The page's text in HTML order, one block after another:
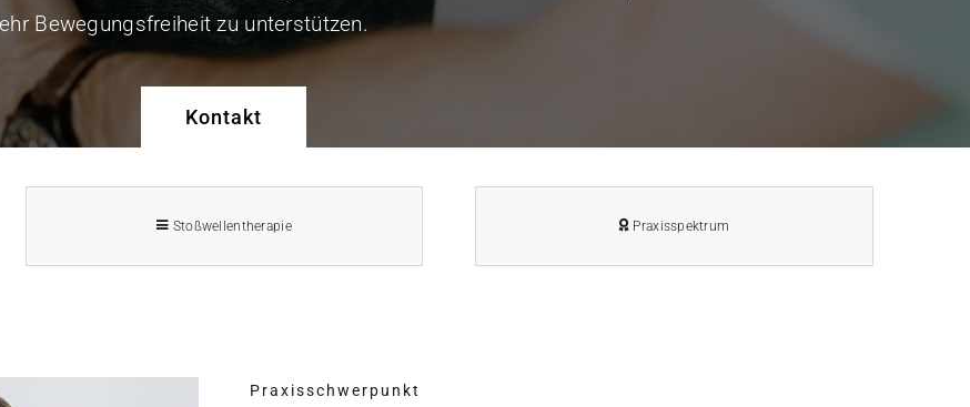
Bewegungsfreiheit zu unterstützen.
Kontakt
Stoßwellentherapie Praxisspektrum
Praxisschwerpunkt